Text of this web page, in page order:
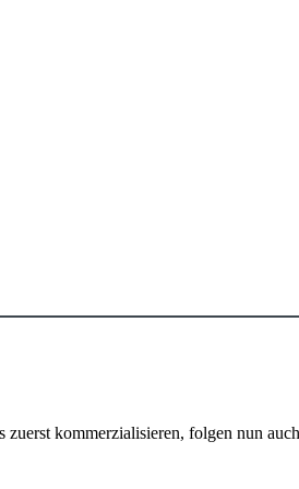
kommerzialisieren, folgen nun